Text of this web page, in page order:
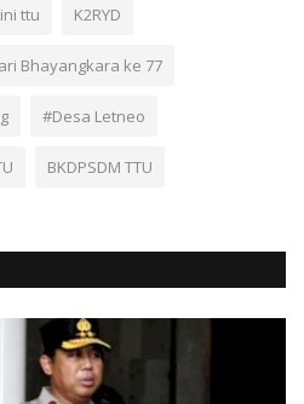
ttu K2RYD
Bhayangkara ke 77
#Desa Letneo
BKDPSDM TTU